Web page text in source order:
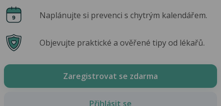
Naplánujte si prevenci s chytrým kalendářem.
Objevujte praktické a ověřené tipy od lékařů.
Zaregistrovat se zdarma
Přihlásit se